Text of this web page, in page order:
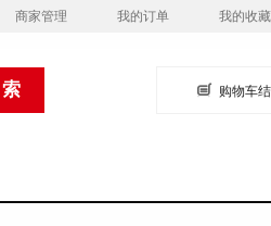
商家管理 我的订单 我的收藏
购物车